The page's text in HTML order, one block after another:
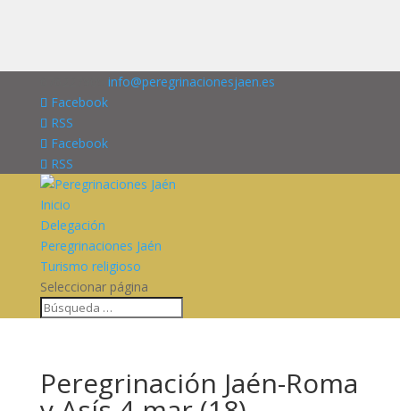
info@peregrinacionesjaen.es
Facebook
RSS
Facebook
RSS
Inicio
Delegación
Peregrinaciones Jaén
Turismo religioso
Seleccionar página
Peregrinación Jaén-Roma